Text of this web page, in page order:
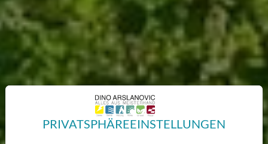
PRIVATSPHÄRE­EINSTELLUNGEN